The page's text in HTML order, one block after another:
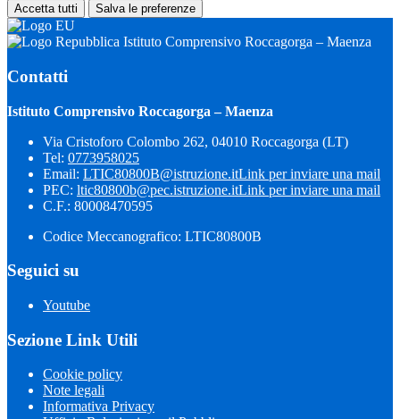
Accetta tutti Salva le preferenze
Istituto Comprensivo Roccagorga – Maenza
Contatti
Istituto Comprensivo Roccagorga – Maenza
Via Cristoforo Colombo 262, 04010 Roccagorga (LT)
Tel: 0773958025
Email: LTIC80800B@istruzione.itLink per inviare una mail
PEC: ltic80800b@pec.istruzione.itLink per inviare una mail
C.F.: 80008470595
Codice Meccanografico: LTIC80800B
Seguici su
Youtube
Sezione Link Utili
Cookie policy
Note legali
Informativa Privacy